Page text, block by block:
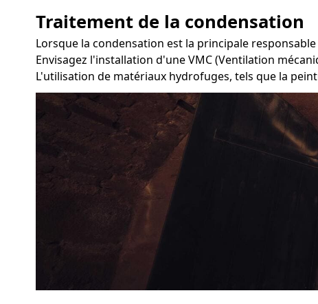
Traitement de la condensation
Lorsque la condensation est la principale
Envisagez l'installation d'une VMC (Ventilation
L'utilisation de matériaux hydrofuges, tels que la